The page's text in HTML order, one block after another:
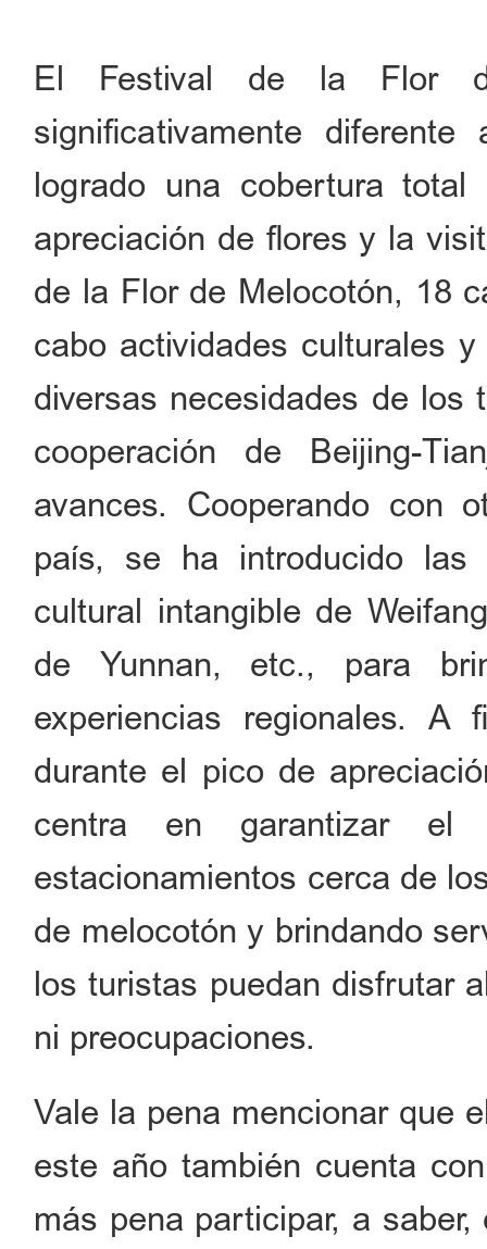
El Festival de la Flor
significativamente
logrado una cobertura
apreciación de flores y la
de la Flor de Melocotón, 18
cabo actividades culturales
diversas necesidades de los
cooperación de Beijing-
avances. Cooperando con
país, se ha introducido las
cultural intangible de
de Yunnan, etc., para
experiencias regionales.
durante el pico de
centra en garantizar el
estacionamientos cerca de
de melocotón y brindando
los turistas puedan disfrutar
ni preocupaciones.
Vale la pena mencionar que
este año también cuenta
más pena participar, a